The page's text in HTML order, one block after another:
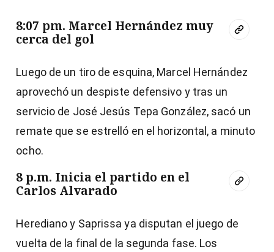
8:07 pm. Marcel Hernández muy
cerca del gol
Luego de un tiro de esquina, Marcel Hernández
aprovechó un despiste defensivo y tras un
servicio de José Jesús Tepa González, sacó un
remate que se estrelló en el horizontal, a minuto
ocho.
8 p.m. Inicia el partido en el
Carlos Alvarado
Herediano y Saprissa ya disputan el juego de
vuelta de la final de la segunda fase. Los